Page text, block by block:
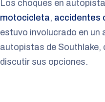
Los choques en
motocicleta, accidentes
estuvo involucrado en un
autopistas de Southlake,
discutir sus opciones.